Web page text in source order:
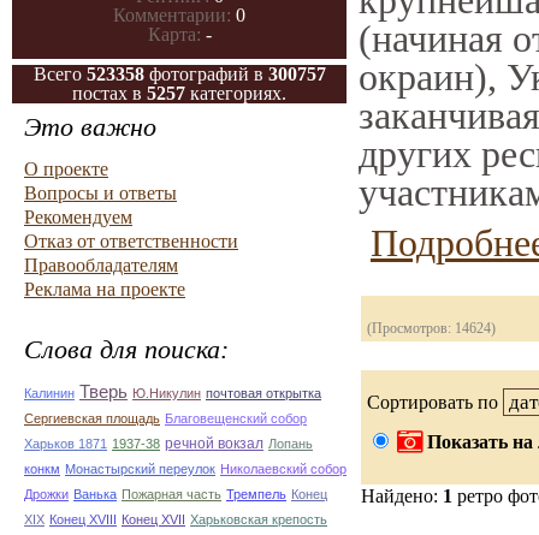
Комментарии: 0
Карта: -
Всего 523358фотографий в 300757
постах в 5257 категориях.
Это важно
О проекте
Вопросы и ответы
Рекомендуем
Отказ от ответственности
Правообладателям
Реклама на проекте
Слова для поиска:
Калинин Тверь Ю.Никулин почтовая открытка
Сергиевская площадь Благовещенский собор
Харьков 1871 1937-38 речной вокзал Лопань
конкм Монастырский переулок Николаевский собор
Дрожки Ванька Пожарная часть Тремпель Конец
XIX Конец XVIII Конец XVII Харьковская крепость
(начиная
окраин),
других
(Просмотров: 14624)
Сортировать по
Показать на
Найдено: 1 ретро